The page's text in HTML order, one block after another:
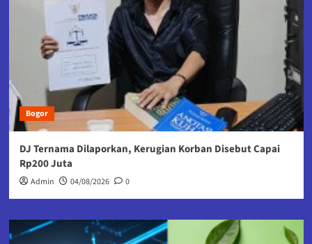
Bogor
DJ Ternama Dilaporkan, Kerugian Korban Disebut Capai
Rp200 Juta
Admin 04/08/2026 0